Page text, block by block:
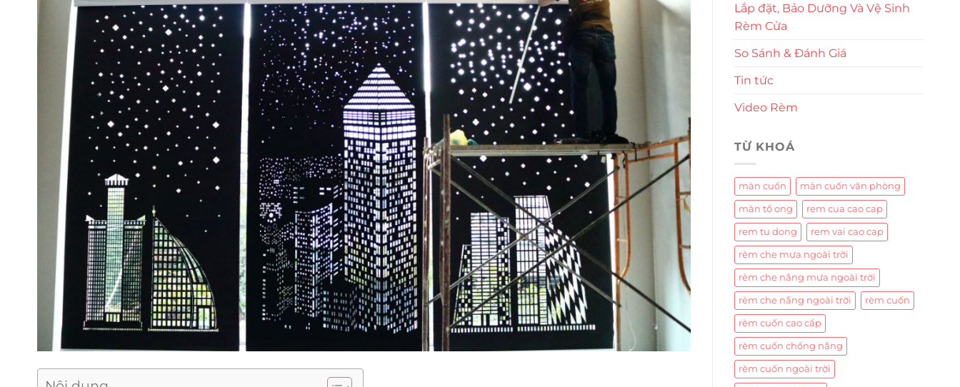
Lắp đặt, Bảo Dưỡng Và Vệ Sinh
Rèm Cửa
So Sánh & Đánh Giá
Tin tức
Video Rèm
TỪ KHOÁ
màn cuốn màn cuốn văn phòng
màn tổ ong rem cua cao cap
rem tu dong rem vai cao cap
rèm che mưa ngoài trời
rèm che nắng mưa ngoài trời
rèm che nắng ngoài trời rèm cuốn
rèm cuốn cao cấp
rèm cuốn chống nắng
rèm cuốn ngoài trời